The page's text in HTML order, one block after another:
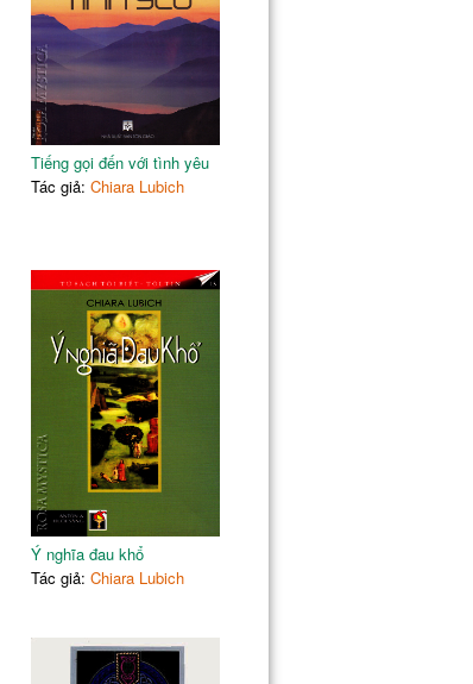
Tiếng gọi đến với tình yêu
Tác giả: Chiara Lubich
Ý nghĩa đau khổ
Tác giả: Chiara Lubich